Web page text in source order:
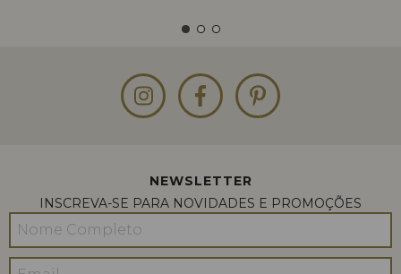
NEWSLETTER
INSCREVA-SE PARA NOVIDADES E PROMOÇÕES